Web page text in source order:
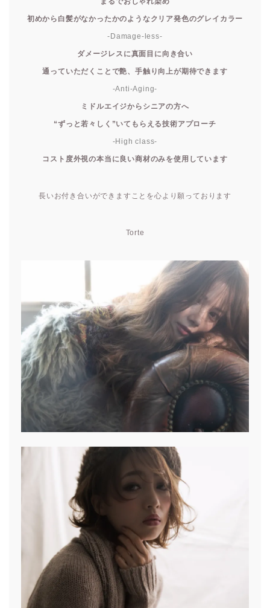
初めから白髪がなかったかのようなクリア発色のグレイカラー
-Damage-less-
ダメージレスに真面目に向き合い
通っていただくことで艶、手触り向上が期待できます
-Anti-Aging-
ミドルエイジからシニアの方へ
“ずっと若々しく”いてもらえる技術アプローチ
-High class-
コスト度外視の本当に良い商材のみを使用しています
長いお付き合いができますことを心より願っております
Torte